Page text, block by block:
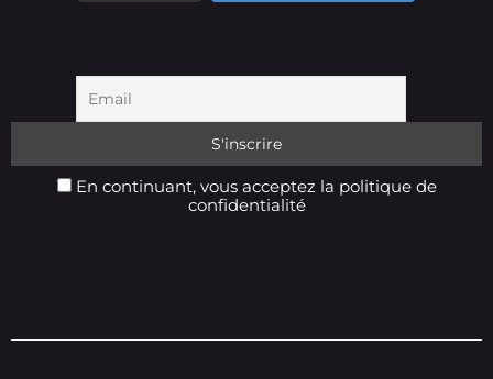
En continuant, vous acceptez la politique de
confidentialité